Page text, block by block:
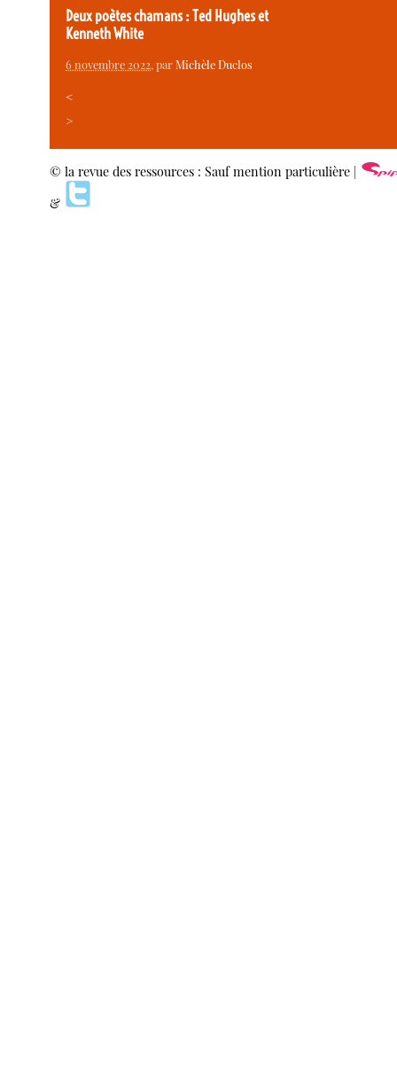
Deux poètes chamans : Ted Hughes et
Kenneth White
6 novembre 2022, parMichèle Duclos
<
>
© la revue des ressources : Sauf mention particulière |
&